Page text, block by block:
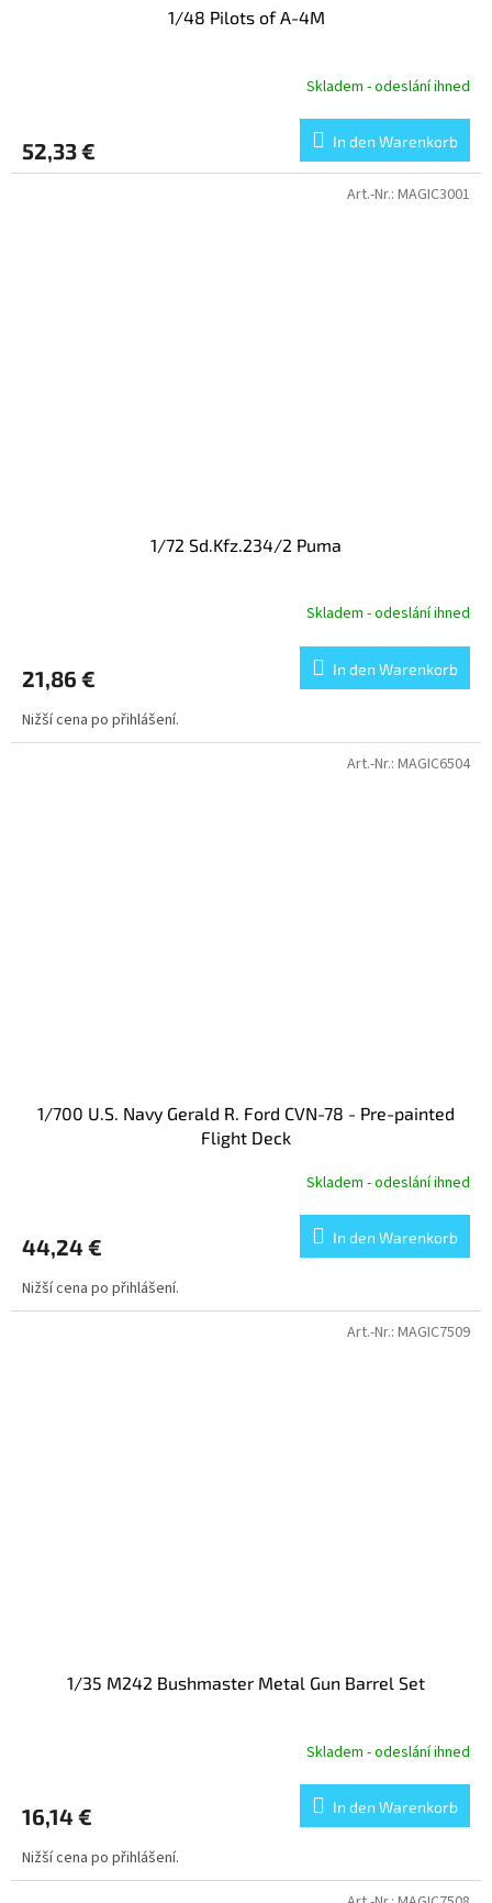
1/48 Pilots of A-4M
Skladem - odeslání ihned
52,33 € In den Warenkorb
1/72 Sd.Kfz.234/2 Puma
Skladem - odeslání ihned
21,86 € In den Warenkorb
Nižší cena po přihlášení.
Art.-Nr.: MAGIC3001
1/700 U.S. Navy Gerald R. Ford CVN-78 - Pre-painted
Flight Deck
Skladem - odeslání ihned
44,24 € In den Warenkorb
Nižší cena po přihlášení.
Art.-Nr.: MAGIC6504
1/35 M242 Bushmaster Metal Gun Barrel Set
Skladem - odeslání ihned
16,14 € In den Warenkorb
Nižší cena po přihlášení.
Art.-Nr.: MAGIC7509